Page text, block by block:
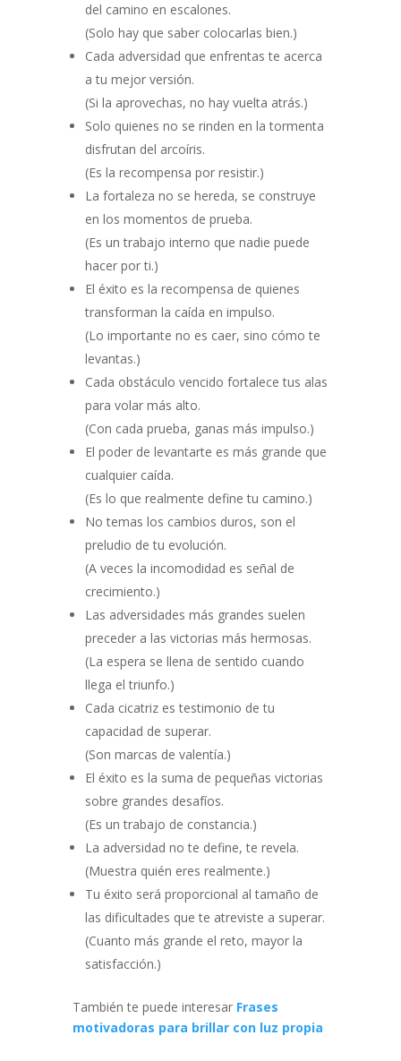
del camino en escalones.
(Solo hay que saber colocarlas bien.)
Cada adversidad que enfrentas te acerca
a tu mejor versión.
(Si la aprovechas, no hay vuelta atrás.)
Solo quienes no se rinden en la tormenta
disfrutan del arcoíris.
(Es la recompensa por resistir.)
La fortaleza no se hereda, se construye
en los momentos de prueba.
(Es un trabajo interno que nadie puede
hacer por ti.)
El éxito es la recompensa de quienes
transforman la caída en impulso.
(Lo importante no es caer, sino cómo te
levantas.)
Cada obstáculo vencido fortalece tus alas
para volar más alto.
(Con cada prueba, ganas más impulso.)
El poder de levantarte es más grande que
cualquier caída.
(Es lo que realmente define tu camino.)
No temas los cambios duros, son el
preludio de tu evolución.
(A veces la incomodidad es señal de
crecimiento.)
Las adversidades más grandes suelen
preceder a las victorias más hermosas.
(La espera se llena de sentido cuando
llega el triunfo.)
Cada cicatriz es testimonio de tu
capacidad de superar.
(Son marcas de valentía.)
El éxito es la suma de pequeñas victorias
sobre grandes desafíos.
(Es un trabajo de constancia.)
La adversidad no te define, te revela.
(Muestra quién eres realmente.)
Tu éxito será proporcional al tamaño de
las dificultades que te atreviste a superar.
(Cuanto más grande el reto, mayor la
satisfacción.)
También te puede interesar Frases
motivadoras para brillar con luz propia